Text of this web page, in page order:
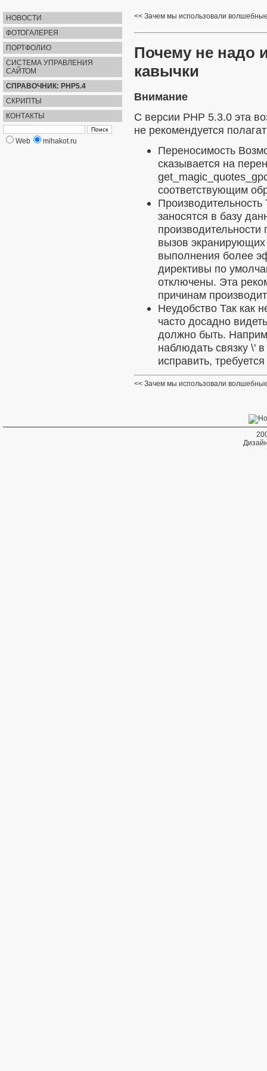
НОВОСТИ
ФОТОГАЛЕРЕЯ
ПОРТФОЛИО
СИСТЕМА УПРАВЛЕНИЯ
САЙТОМ
СПРАВОЧНИК: PHP5.4
СКРИПТЫ
КОНТАКТЫ
Web mihakot.ru
Зачем мы использовали
Почему не надо
кавычки
Внимание
С версии PHP 5.3.0 эта
не рекомендуется
Переносимость
сказывается на
соответствующим
Производительность
заносятся в базу
вызов
выполнения более
директивы по
отключены. Эта
причинам
Неудобство Так как
часто досадно
должно быть.
наблюдать связку \'
исправить,
Зачем мы использовали